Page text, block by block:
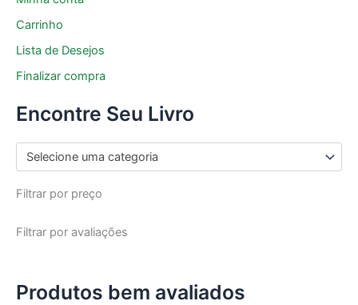
Carrinho
Lista de Desejos
Finalizar compra
Encontre Seu Livro
Selecione uma categoria
Filtrar por preço
Filtrar por avaliações
Produtos bem avaliados